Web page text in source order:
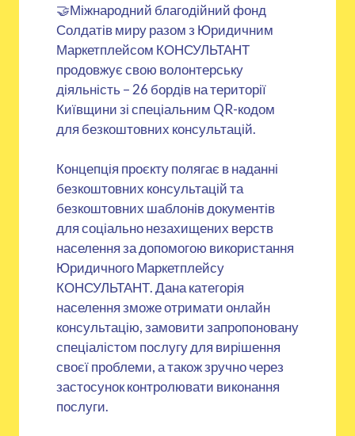
🤝Міжнародний благодійний фонд
Солдатів миру разом з Юридичним
Маркетплейсом КОНСУЛЬТАНТ
продовжує свою волонтерську
діяльність – 26 бордів на території
Київщини зі спеціальним QR-кодом
для безкоштовних консультацій.
Концепція проєкту полягає в наданні
безкоштовних консультацій та
безкоштовних шаблонів документів
для соціально незахищених верств
населення за допомогою використання
Юридичного Маркетплейсу
КОНСУЛЬТАНТ. Дана категорія
населення зможе отримати онлайн
консультацію, замовити запропоновану
спеціалістом послугу для вирішення
своєї проблеми, а також зручно через
застосунок контролювати виконання
послуги.